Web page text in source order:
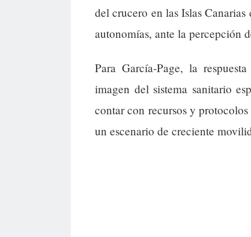
del crucero en las Islas
autonomías, ante la percepción
Para García-Page, la
imagen del sistema sanitario
contar con recursos y
un escenario de creciente